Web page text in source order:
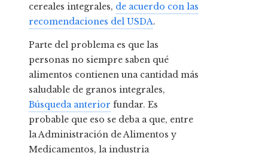
cereales integrales, de acuerdo con las
recomendaciones del USDA.
Parte del problema es que las
personas no siempre saben qué
alimentos contienen una cantidad más
saludable de granos integrales,
Búsqueda anterior fundar. Es
probable que eso se deba a que, entre
la Administración de Alimentos y
Medicamentos, la industria